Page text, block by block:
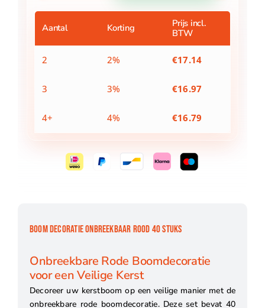
40
Aantal Korting
Prijs incl.
BTW
2 2% €17.14
3 3% €16.97
4+ 4% €16.79
BOOM DECORATIE ONBREEKBAAR ROOD 40 STUKS
Onbreekbare Rode Boomdecoratie
voor een Veilige Kerst
Decoreer uw kerstboom op een veilige manier met de
onbreekbare rode boomdecoratie. Deze set bevat 40